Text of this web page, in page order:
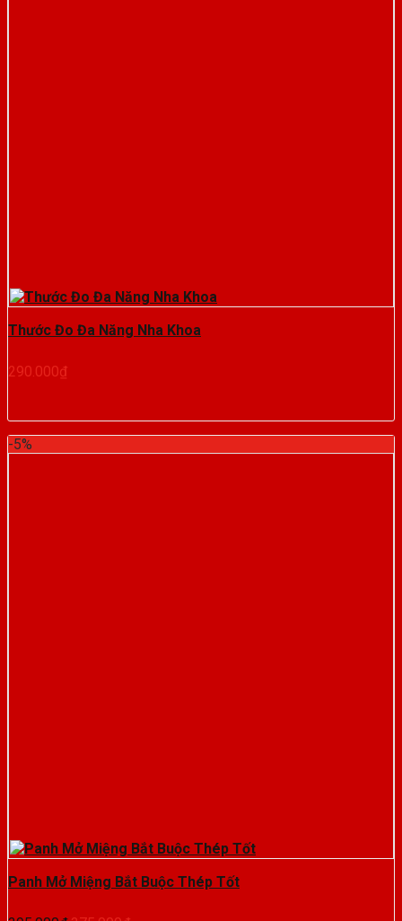
Thước Đo Đa Năng Nha Khoa
290.000₫
-5%
Panh Mở Miệng Bắt Buộc Thép Tốt